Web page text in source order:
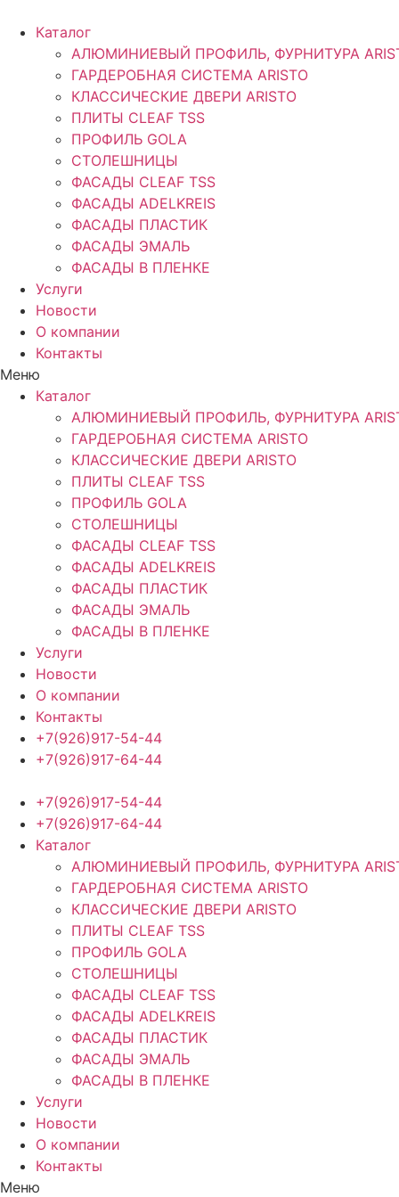
содержимому
Каталог
АЛЮМИНИЕВЫЙ ПРОФИЛЬ, ФУРНИТУРА
ГАРДЕРОБНАЯ СИСТЕМА ARISTO
КЛАССИЧЕСКИЕ ДВЕРИ ARISTO
ПЛИТЫ CLEAF TSS
ПРОФИЛЬ GOLA
СТОЛЕШНИЦЫ
ФАСАДЫ CLEAF TSS
ФАСАДЫ ADELKREIS
ФАСАДЫ ПЛАСТИК
ФАСАДЫ ЭМАЛЬ
ФАСАДЫ В ПЛЕНКЕ
Услуги
Новости
О компании
Контакты
Меню
Каталог
АЛЮМИНИЕВЫЙ ПРОФИЛЬ, ФУРНИТУРА
ГАРДЕРОБНАЯ СИСТЕМА ARISTO
КЛАССИЧЕСКИЕ ДВЕРИ ARISTO
ПЛИТЫ CLEAF TSS
ПРОФИЛЬ GOLA
СТОЛЕШНИЦЫ
ФАСАДЫ CLEAF TSS
ФАСАДЫ ADELKREIS
ФАСАДЫ ПЛАСТИК
ФАСАДЫ ЭМАЛЬ
ФАСАДЫ В ПЛЕНКЕ
Услуги
Новости
О компании
Контакты
+7(926)917-54-44
+7(926)917-64-44
+7(926)917-54-44
+7(926)917-64-44
Каталог
АЛЮМИНИЕВЫЙ ПРОФИЛЬ, ФУРНИТУРА
ГАРДЕРОБНАЯ СИСТЕМА ARISTO
КЛАССИЧЕСКИЕ ДВЕРИ ARISTO
ПЛИТЫ CLEAF TSS
ПРОФИЛЬ GOLA
СТОЛЕШНИЦЫ
ФАСАДЫ CLEAF TSS
ФАСАДЫ ADELKREIS
ФАСАДЫ ПЛАСТИК
ФАСАДЫ ЭМАЛЬ
ФАСАДЫ В ПЛЕНКЕ
Услуги
Новости
О компании
Контакты
Меню